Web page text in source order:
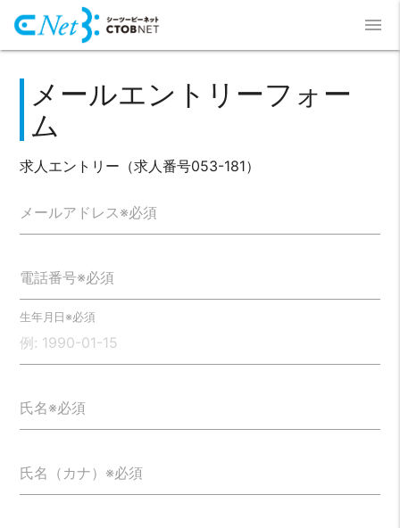
menu
メールエントリーフォー
ム
求人エントリー（求人番号053-181）
メールアドレス※必須
電話番号※必須
生年月日※必須
氏名※必須
氏名（カナ）※必須